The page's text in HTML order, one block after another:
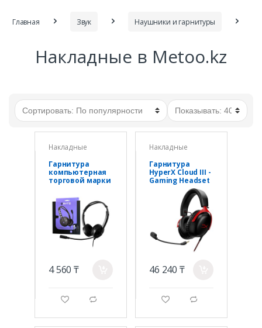
Главная Звук Наушники и гарнитуры
Накладные в Metoo.kz
Накладные
Гарнитура
компьютерная
торговой марки
USB2.0б 1,8
метра
4 560 ₸
g d
Накладные
Гарнитура
HyperX Cloud III -
Gaming Headset
(Red) 727A9AA
46 240 ₸
g d